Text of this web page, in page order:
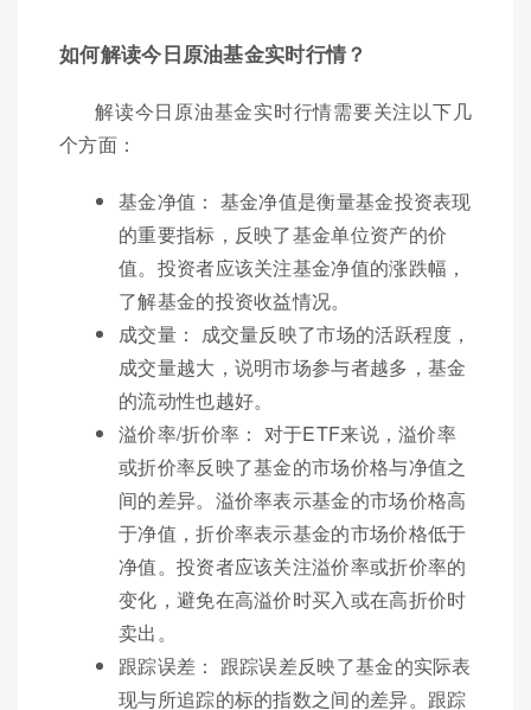
如何解读今日原油基金实时行情？
解读今日原油基金实时行情需要关注以下几
个方面：
基金净值： 基金净值是衡量基金投资表现
的重要指标，反映了基金单位资产的价
值。投资者应该关注基金净值的涨跌幅，
了解基金的投资收益情况。
成交量： 成交量反映了市场的活跃程度，
成交量越大，说明市场参与者越多，基金
的流动性也越好。
溢价率/折价率： 对于ETF来说，溢价率
或折价率反映了基金的市场价格与净值之
间的差异。溢价率表示基金的市场价格高
于净值，折价率表示基金的市场价格低于
净值。投资者应该关注溢价率或折价率的
变化，避免在高溢价时买入或在高折价时
卖出。
跟踪误差： 跟踪误差反映了基金的实际表
现与所追踪的标的指数之间的差异。跟踪